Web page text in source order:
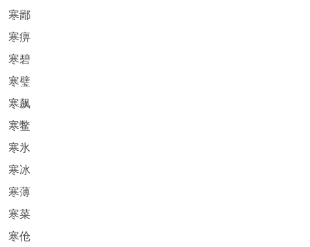
寒鄙
寒痹
寒碧
寒璧
寒飙
寒鳖
寒氷
寒冰
寒薄
寒菜
寒伧